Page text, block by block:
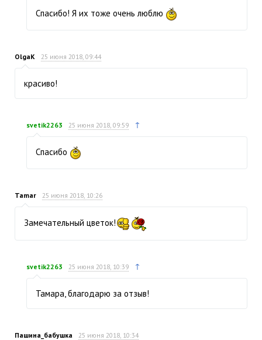
Спасибо! Я их тоже очень люблю
OlgaK 25 июня 2018, 09:44
красиво!
svetik2263 25 июня 2018, 09:59 ↑
Спасибо
Tamar 25 июня 2018, 10:26
Замечательный цветок!
svetik2263 25 июня 2018, 10:39 ↑
Тамара, благодарю за отзыв!
Пашина_бабушка 25 июня 2018, 10:34